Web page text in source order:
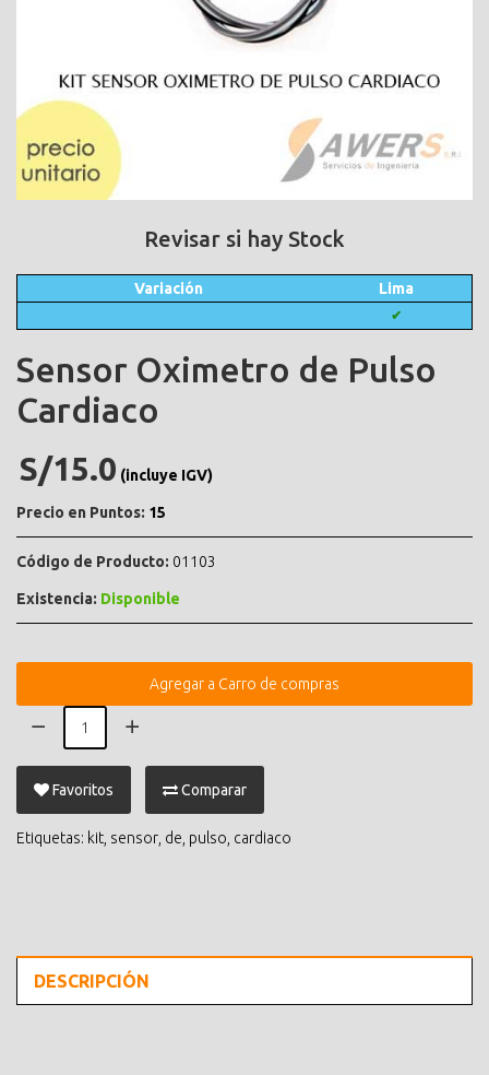
Revisar si hay Stock
Variación Lima
✔
Sensor Oximetro de Pulso
Cardiaco
S/15.0 (incluye IGV)
Precio en Puntos: 15
Código de Producto: 01103
Existencia: Disponible
Agregar a Carro de compras
Favoritos Comparar
Etiquetas: kit sensor de pulso cardiaco
DESCRIPCIÓN